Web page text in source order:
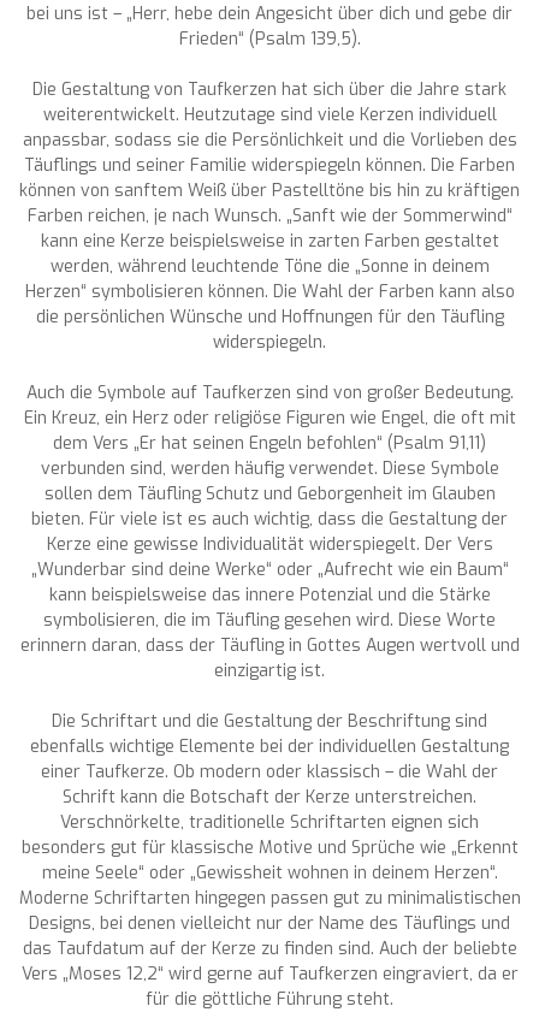
bei uns ist – „Herr, hebe dein Angesicht über dich und gebe dir
Frieden“ (Psalm 139,5).
Die Gestaltung von Taufkerzen hat sich über die Jahre stark
weiterentwickelt. Heutzutage sind viele Kerzen individuell
anpassbar, sodass sie die Persönlichkeit und die Vorlieben des
Täuflings und seiner Familie widerspiegeln können. Die Farben
können von sanftem Weiß über Pastelltöne bis hin zu kräftigen
Farben reichen, je nach Wunsch. „Sanft wie der Sommerwind“
kann eine Kerze beispielsweise in zarten Farben gestaltet
werden, während leuchtende Töne die „Sonne in deinem
Herzen“ symbolisieren können. Die Wahl der Farben kann also
die persönlichen Wünsche und Hoffnungen für den Täufling
widerspiegeln.
Auch die Symbole auf Taufkerzen sind von großer Bedeutung.
Ein Kreuz, ein Herz oder religiöse Figuren wie Engel, die oft mit
dem Vers „Er hat seinen Engeln befohlen“ (Psalm 91,11)
verbunden sind, werden häufig verwendet. Diese Symbole
sollen dem Täufling Schutz und Geborgenheit im Glauben
bieten. Für viele ist es auch wichtig, dass die Gestaltung der
Kerze eine gewisse Individualität widerspiegelt. Der Vers
„Wunderbar sind deine Werke“ oder „Aufrecht wie ein Baum“
kann beispielsweise das innere Potenzial und die Stärke
symbolisieren, die im Täufling gesehen wird. Diese Worte
erinnern daran, dass der Täufling in Gottes Augen wertvoll und
einzigartig ist.
Die Schriftart und die Gestaltung der Beschriftung sind
ebenfalls wichtige Elemente bei der individuellen Gestaltung
einer Taufkerze. Ob modern oder klassisch – die Wahl der
Schrift kann die Botschaft der Kerze unterstreichen.
Verschnörkelte, traditionelle Schriftarten eignen sich
besonders gut für klassische Motive und Sprüche wie „Erkennt
meine Seele“ oder „Gewissheit wohnen in deinem Herzen“.
Moderne Schriftarten hingegen passen gut zu minimalistischen
Designs, bei denen vielleicht nur der Name des Täuflings und
das Taufdatum auf der Kerze zu finden sind. Auch der beliebte
Vers „Moses 12,2“ wird gerne auf Taufkerzen eingraviert, da er
für die göttliche Führung steht.